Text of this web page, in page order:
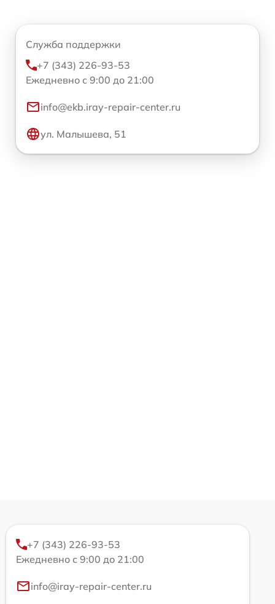
Служба поддержки
+7 (343) 226-93-53
Ежедневно с 9:00 до 21:00
info@ekb.iray-repair-center.ru
ул. Малышева, 51
+7 (343) 226-93-53
Ежедневно с 9:00 до 21:00
info@iray-repair-center.ru